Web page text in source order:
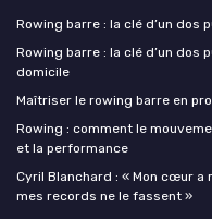
Rowing barre : la clé d’un dos
Rowing barre : la clé d’un dos
domicile
Maîtriser le rowing barre en
Rowing : comment le
et la performance
Cyril Blanchard : « Mon cœur
mes records ne le fassent »